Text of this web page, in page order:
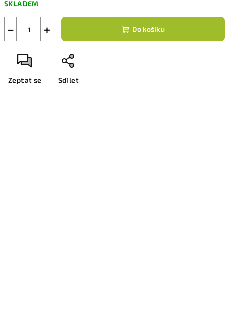
cena:
SKLADEM
+
− Do košíku
Zeptat se Sdílet